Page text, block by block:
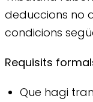
deduccions no
condicions
Requisits
Que hagi